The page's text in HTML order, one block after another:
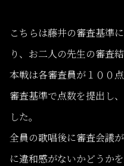
こちらは藤井の審査基準
り、お二人の先生の審査
本戦は各審査員が１００
審査基準で点数を提出し
した。
全員の歌唱後に審査会議
に違和感がないかどうか